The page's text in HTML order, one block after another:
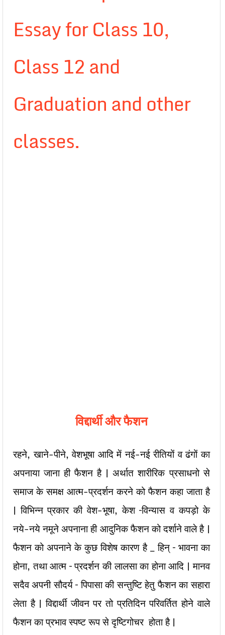
Essay for Class 10,
Class 12 and
Graduation and other
classes.
विद्दार्थी और फैशन
रहने, खाने-पीने, वेशभूषा आदि में नई-नई रीतियों व ढंगों का
अपनाया जाना ही फैशन है | अर्थात शारीरिक प्रसाधनो से
समाज के समक्ष आत्म-प्रदर्शन करने को फैशन कहा जाता है
| विभिन्न प्रकार की वेश-भूषा, केश –विन्यास व कपड़ो के
नये-नये नमूने अपनाना ही आदुनिक फैशन को दर्शाने वाले है |
फैशन को अपनाने के कुछ विशेष कारण है _ हिन् – भावना का
होना, तथा आत्म – प्रदर्शन की लालसा का होना आदि | मानव
सदैव अपनी सौदर्य – पिपासा की सन्तुष्टि हेतु फैशन का सहारा
लेता है | विद्दार्थी जीवन पर तो प्रतिदिन परिवर्तित होने वाले
फैशन का प्रभाव स्पष्ट रूप से दृष्टिगोचर होता है |